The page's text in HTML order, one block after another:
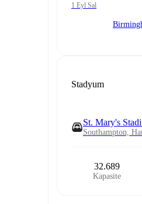
1 Eyl Sal
Stadyum
St. Mary's
Southampton,
32.689
Kapasite